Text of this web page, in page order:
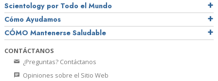
Scientology por Todo el Mundo
Cómo Ayudamos
CÓMO Mantenerse Saludable
CONTÁCTANOS
¿Preguntas? Contáctanos
Opiniones sobre el Sitio Web